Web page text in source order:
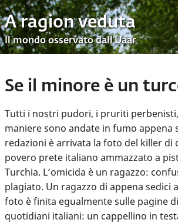
A ragion veduta
Il mondo osservato dall’Uaar
Se il minore è un
Tutti i nostri pudori, i pruriti
maniere sono andate in fumo appena
redazioni è arrivata la foto del killer di
povero prete italiano ammazzato a
Turchia. L’omicida è un ragazzo:
plagiato. Un ragazzo di appena sedici
foto è finita egualmente sulle pagine
quotidiani italiani: un cappellino in